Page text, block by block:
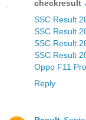
checkresult
SSC Result
SSC Result
SSC Result
SSC Result
Oppo F11 Pro
Reply